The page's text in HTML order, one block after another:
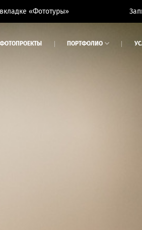
ФОТОПРОЕКТЫ ПОРТФОЛИО
Запись на